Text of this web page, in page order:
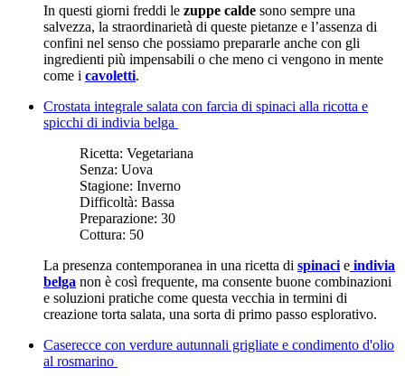
In questi giorni freddi le zuppe calde sono sempre una
salvezza, la straordinarietà di queste pietanze e l’assenza di
confini nel senso che possiamo prepararle anche con gli
ingredienti più impensabili o che meno ci vengono in mente
come i cavoletti.
Crostata integrale salata con farcia di spinaci alla ricotta e
spicchi di indivia belga
Ricetta: Vegetariana
Senza: Uova
Stagione: Inverno
Difficoltà: Bassa
Preparazione: 30
Cottura: 50
La presenza contemporanea in una ricetta di spinaci e indivia
belga non è così frequente, ma consente buone combinazioni
e soluzioni pratiche come questa vecchia in termini di
creazione torta salata, una sorta di primo passo esplorativo.
Caserecce con verdure autunnali grigliate e condimento d'olio
al rosmarino